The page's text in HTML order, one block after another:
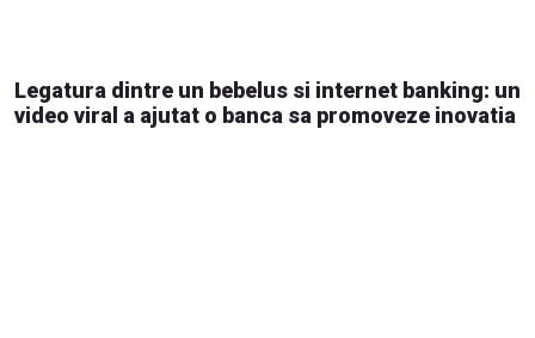
Legatura dintre un bebelus si internet banking: un
video viral a ajutat o banca sa promoveze inovatia